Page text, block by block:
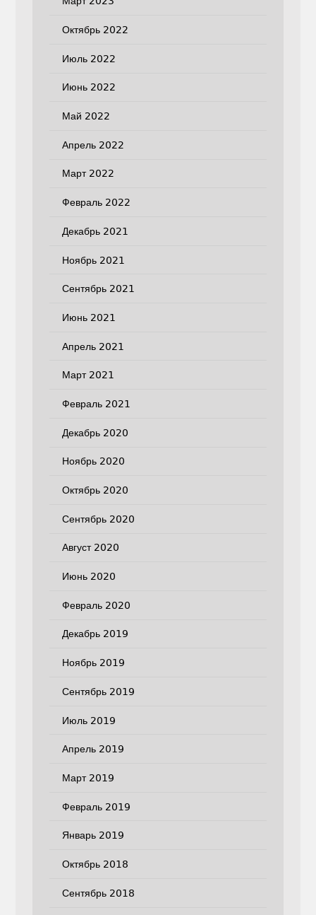
Октябрь 2022
Июль 2022
Июнь 2022
Май 2022
Апрель 2022
Март 2022
Февраль 2022
Декабрь 2021
Ноябрь 2021
Сентябрь 2021
Июнь 2021
Апрель 2021
Март 2021
Февраль 2021
Декабрь 2020
Ноябрь 2020
Октябрь 2020
Сентябрь 2020
Август 2020
Июнь 2020
Февраль 2020
Декабрь 2019
Ноябрь 2019
Сентябрь 2019
Июль 2019
Апрель 2019
Март 2019
Февраль 2019
Январь 2019
Октябрь 2018
Сентябрь 2018